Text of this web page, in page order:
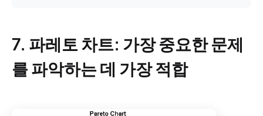
7. 파레토 차트: 가장 중요한 문제
를 파악하는 데 가장 적합